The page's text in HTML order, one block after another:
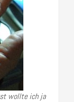
wollte ich ja